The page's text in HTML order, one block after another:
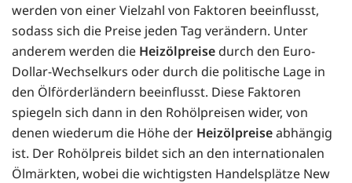
werden von einer Vielzahl von Faktoren beeinflusst,
sodass sich die Preise jeden Tag verändern. Unter
anderem werden die Heizölpreise durch den Euro-
Dollar-Wechselkurs oder durch die politische Lage in
den Ölförderländern beeinflusst. Diese Faktoren
spiegeln sich dann in den Rohölpreisen wider, von
denen wiederum die Höhe der Heizölpreiseabhängig
ist. Der Rohölpreis bildet sich an den internationalen
Ölmärkten, wobei die wichtigsten Handelsplätze New